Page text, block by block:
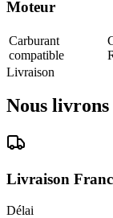
Moteur
Carburant
compatible
Livraison
Nous
Livraison
Délai